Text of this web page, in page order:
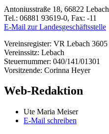
Antoniusstraße 18, 66822 Lebach
Tel.: 06881 93619-0, Fax: -11
E-Mail zur Landesgeschäftsstelle
Vereinsregister: VR Lebach 3605
Vereinssitz: Lebach
Steuernummer: 040/141/01301
Vorsitzende: Corinna Heyer
Web-Redaktion
Ute Maria Meiser
E-Mail schreiben